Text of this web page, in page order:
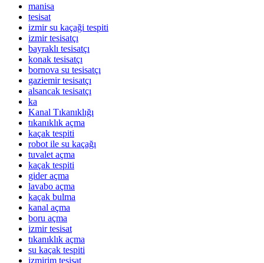
manisa
tesisat
izmir su kaçaği tespiti
izmir tesisatçı
bayraklı tesisatçı
konak tesisatçı
bornova su tesisatçı
gaziemir tesisatçı
alsancak tesisatçı
ka
Kanal Tıkanıklığı
tıkanıklık açma
kaçak tespiti
robot ile su kaçağı
tuvalet açma
kaçak tespiti
gider açma
lavabo açma
kaçak bulma
kanal açma
boru açma
izmir tesisat
tıkanıklık açma
su kaçak tespiti
izmirim tesisat